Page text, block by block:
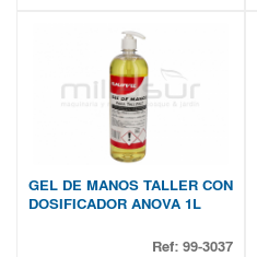
GEL DE MANOS TALLER CON
DOSIFICADOR ANOVA 1L
Ref: 99-3037